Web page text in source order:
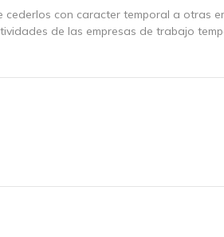
con caracter temporal a otras
de las empresas de trabajo